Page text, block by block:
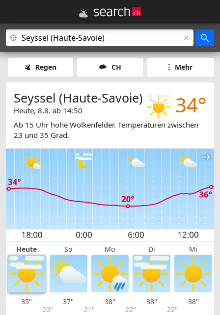
Regen CH Mehr
34°
Seyssel (Haute-Savoie)
Heute, 8.8. ab 14:50
Ab 15 Uhr hohe Wolkenfelder. Temperaturen zwischen
23 und 35 Grad.
Heute So Mo Di Mi
35°
20°
37°
21°
38°
22°
38°
22°
38°